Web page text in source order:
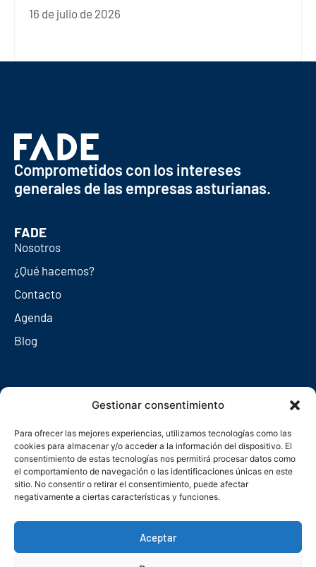
Gestionar consentimiento
Para ofrecer las mejores experiencias, utilizamos tecnologías como las
cookies para almacenar y/o acceder a la información del dispositivo. El
consentimiento de estas tecnologías nos permitirá procesar datos como
el comportamiento de navegación o las identificaciones únicas en este
sitio. No consentir o retirar el consentimiento, puede afectar
negativamente a ciertas características y funciones.
Aceptar
16 de julio de 2026
Comprometidos con los intereses
generales de las empresas asturianas.
FADE
Nosotros
¿Qué hacemos?
Contacto
Agenda
Blog
Redes sociales